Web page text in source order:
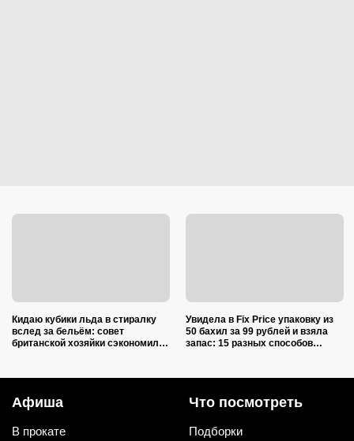
Кидаю кубики льда в стиралку
вслед за бельём: совет
британской хозяйки сэкономил
Увидела в Fix Price упаковку из
50 бахил за 99 рублей и взяла
запас: 15 разных способов
Афиша
В прокате
Что посмотреть
Подборки